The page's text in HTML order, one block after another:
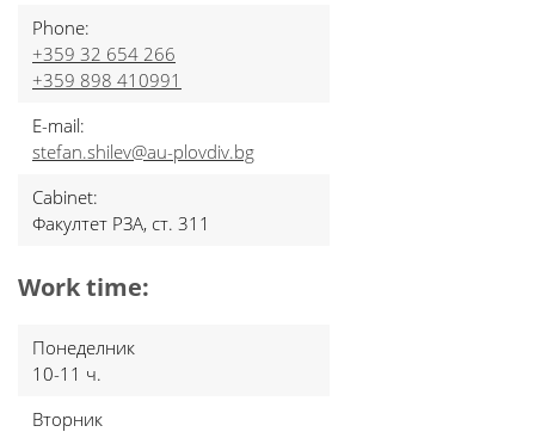
Phone:
+359 32 654 266
+359 898 410991
E-mail:
stefan.shilev@au-plovdiv.bg
Cabinet:
Факултет РЗА, ст. 311
Work time:
Понеделник
10-11 ч.
Вторник